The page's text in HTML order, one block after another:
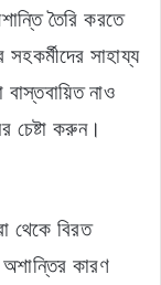
তৈরি করতে
সাহায্য
বাস্তবায়িত নাও
চেষ্টা করুন।
থেকে বিরত
কারণ